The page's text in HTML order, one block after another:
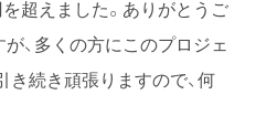
超えました。ありがとうご
、多くの方にこのプロジェ
き続き頑張りますので、何